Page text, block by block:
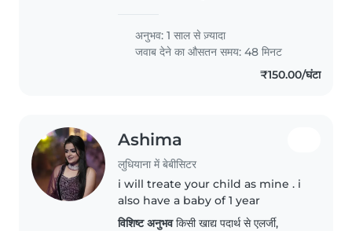
अनुभव: 1 साल से ज़्यादा
जवाब देने का औसतन समय: 48 मिनट
₹150.00/घंटा
Ashima
लुधियाना में बेबीसिटर
i will treate your child as mine . i
also have a baby of 1 year
विशिष्ट अनुभवकिसी खाद्य पदार्थ से एलर्जी,